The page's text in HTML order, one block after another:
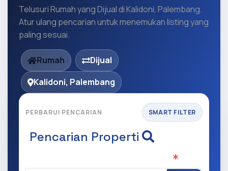
Telusuri Rumah yang Dijual di Kalidoni, Palembang.
Atur ulang pencarian untuk menemukan listing yang
paling sesuai.
Rumah
Dijual
Kalidoni, Palembang
PERBARUI PENCARIAN SMART FILTER
Pencarian Properti